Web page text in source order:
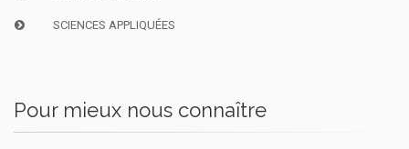
SCIENCES APPLIQUÉES
Pour mieux nous connaître